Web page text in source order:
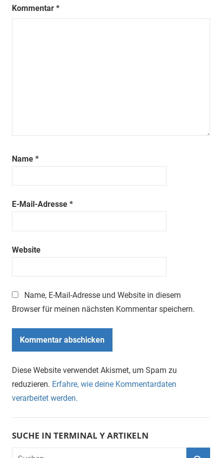
Kommentar *
Name *
E-Mail-Adresse *
Website
Name, E-Mail-Adresse und Website in diesem
Browser für meinen nächsten Kommentar speichern.
Diese Website verwendet Akismet, um Spam zu
reduzieren. Erfahre, wie deine Kommentardaten
verarbeitet werden.
SUCHE IN TERMINAL Y ARTIKELN
Suchen